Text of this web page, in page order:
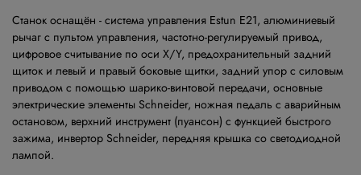
Станок оснащён - система управления Estun E21, алюминиевый
рычаг с пультом управления, частотно-регулируемый привод,
цифровое считывание по оси X/Y, предохранительный задний
щиток и левый и правый боковые щитки, задний упор с силовым
приводом с помощью шарико-винтовой передачи, основные
электрические элементы Schneider, ножная педаль с аварийным
остановом, верхний инструмент (пуансон) с функцией быстрого
зажима, инвертор Schneider, передняя крышка со светодиодной
лампой.